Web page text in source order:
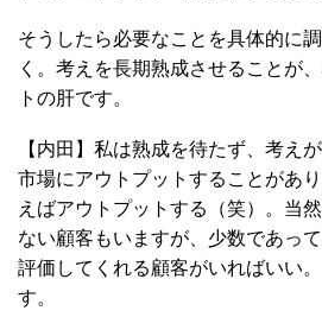
そうしたら必要なことを具体的に
く。考えを長期熟成させることが
トの肝です。
【内田】私は熟成を待たず、考え
市場にアウトプットすることがあ
えばアウトプットする（笑）。当
ない顧客もいますが、少数であっ
評価してくれる顧客がいればいい
す。